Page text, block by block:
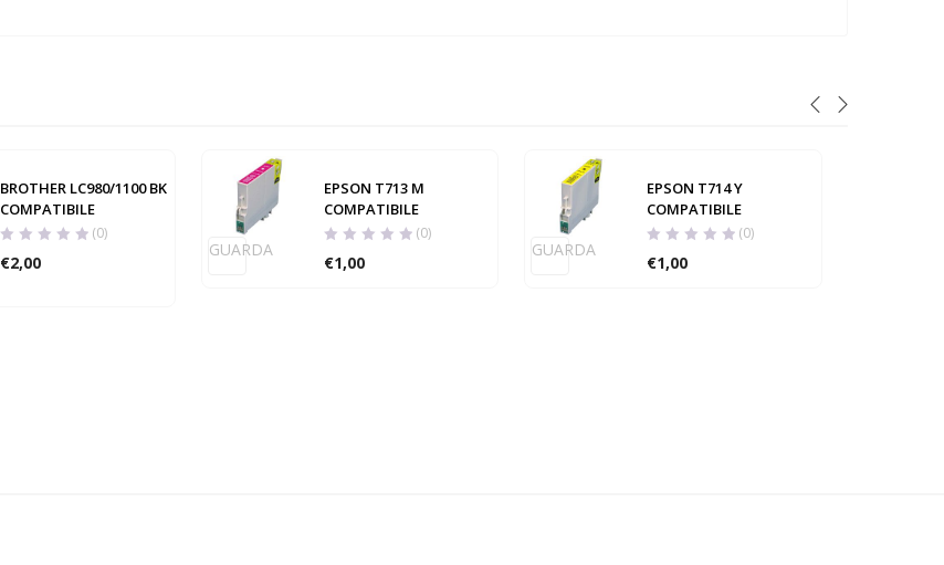
BROTHER LC980/1100 BK
COMPATIBILE
(0)
€2,00
GUARDA
EPSON T713 M
COMPATIBILE
(0)
€1,00
GUARDA
EPSON T714 Y
COMPATIBILE
(0)
€1,00